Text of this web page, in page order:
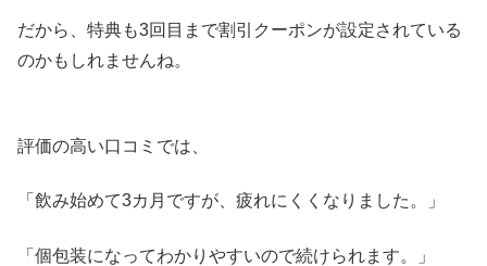
だから、特典も3回目まで割引クーポンが設定されている
のかもしれませんね。
評価の高い口コミでは、
「飲み始めて3カ月ですが、疲れにくくなりました。」
「個包装になってわかりやすいので続けられます。」